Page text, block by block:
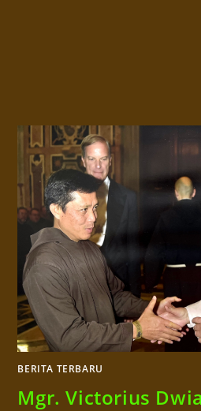
BERITA TERBARU
Mgr. Victorius